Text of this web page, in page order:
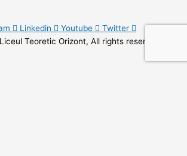
Linkedin Youtube
Twitter
Teoretic Orizont, All rights reserved.